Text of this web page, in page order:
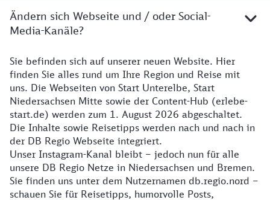
Ändern sich Webseite und / oder Social-
Media-Kanäle?
Details zur Website
Sie befinden sich auf unserer neuen Website. Hier
finden Sie alles rund um Ihre Region und Reise mit
uns. Die Webseiten von Start Unterelbe, Start
Niedersachsen Mitte sowie der Content-Hub (erlebe-
start.de) werden zum 1. August 2026 abgeschaltet.
Die Inhalte sowie Reisetipps werden nach und nach in
der DB Regio Webseite integriert.
Unser Instagram-Kanal bleibt – jedoch nun für alle
unsere DB Regio Netze in Niedersachsen und Bremen.
Sie finden uns unter dem Nutzernamen db.regio.nord –
schauen Sie für Reisetipps, humorvolle Posts,